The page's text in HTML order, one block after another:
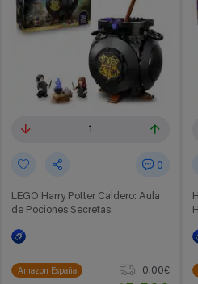
1
0
LEGO Harry Potter Caldero: Aula
de Pociones Secretas
Amazon España
0.00€